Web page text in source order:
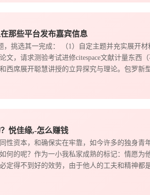
那些平台发布嘉宾信息
，挑选其一完成： （1）自定主题并充实展开
文，请求测验考试进修citespace文献计量东西
西席展开聪慧讲授的立异探究与理论。包罗新
悦佳缘,-怎么赚钱
性资本，和确保实在牢靠，如今许多的独身青
何的呢？作为一小我私家成熟的标记：情愿为
定得不到好的效劳，由于他人的工夫和精神都